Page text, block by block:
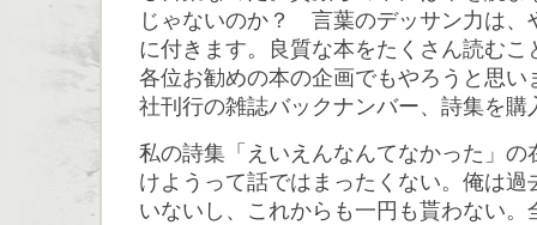
じゃないのか？ 言葉のデッサン力は、
に付きます。良質な本をたくさん読むこ
各位お勧めの本の企画でもやろうと思い
社刊行の雑誌バックナンバー、詩集を購
私の詩集「えいえんなんてなかった」の
けようって話ではまったくない。俺は過
いないし、これからも一円も貰わない。